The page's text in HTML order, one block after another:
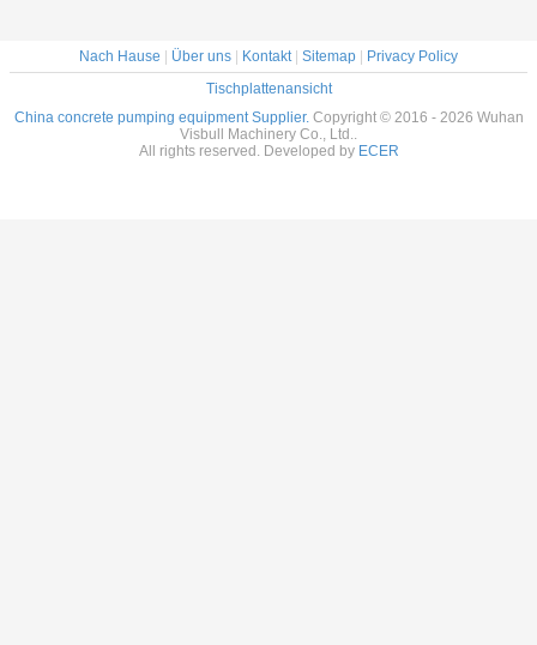
Nach Hause Über uns Kontakt| Sitemap
Privacy Policy
Tischplattenansicht
China concrete pumping equipment Supplier. Copyright © 2016 - 2026 Wuhan
Visbull Machinery Co., Ltd..
All rights reserved. Developed by ECER